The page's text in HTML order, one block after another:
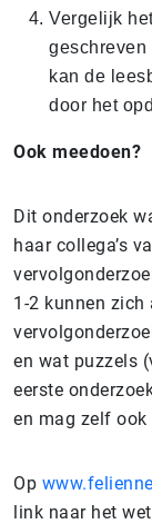
Vergelijk
geschreven
kan de
door het
Ook meedoen?
Dit onderzoek
haar collega’s
1-2 kunnen
en wat puzzels
eerste
en mag zelf ook
Op
link naar het